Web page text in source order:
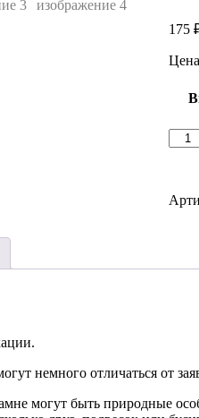
175
немного отличаться от
могут быть природные